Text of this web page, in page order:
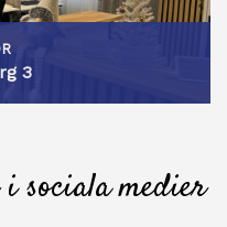
3
sociala medier